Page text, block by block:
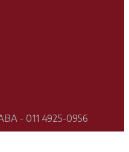
- 011 4925-0956